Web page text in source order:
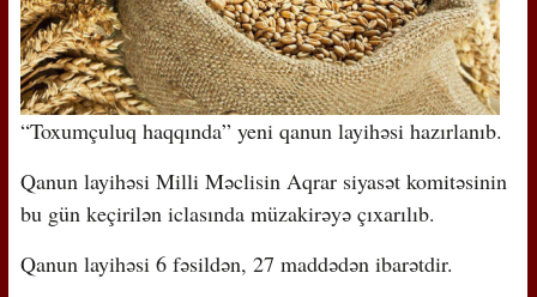
“Toxumçuluq haqqında” yeni qanun layihəsi hazırlanıb.
Qanun layihəsi Milli Məclisin Aqrar siyasət komitəsinin
bu gün keçirilən iclasında müzakirəyə çıxarılıb.
Qanun layihəsi 6 fəsildən, 27 maddədən ibarətdir.